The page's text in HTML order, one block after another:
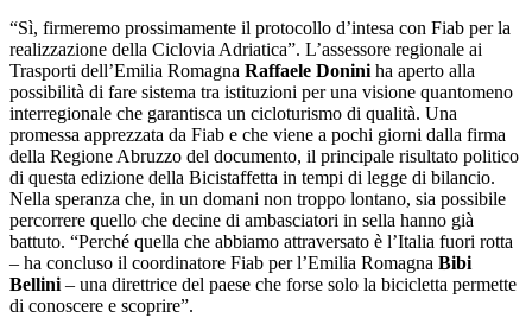
“Sì, firmeremo prossimamente il protocollo d’intesa con Fiab per la
realizzazione della Ciclovia Adriatica”. L’assessore regionale ai
Trasporti dell’Emilia Romagna Raffaele Doniniha aperto alla
possibilità di fare sistema tra istituzioni per una visione quantomeno
interregionale che garantisca un cicloturismo di qualità. Una
promessa apprezzata da Fiab e che viene a pochi giorni dalla firma
della Regione Abruzzo del documento, il principale risultato politico
di questa edizione della Bicistaffetta in tempi di legge di bilancio.
Nella speranza che, in un domani non troppo lontano, sia possibile
percorrere quello che decine di ambasciatori in sella hanno già
battuto. “Perché quella che abbiamo attraversato è l’Italia fuori rotta
– ha concluso il coordinatore Fiab per l’Emilia Romagna Bibi
Bellini– una direttrice del paese che forse solo la bicicletta permette
di conoscere e scoprire”.